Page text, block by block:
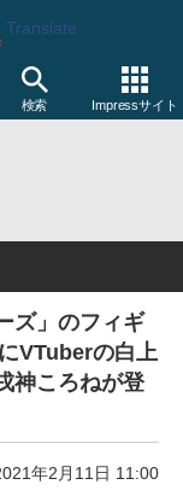
Translate
検索 Impressサイト
ズ」のフィギ
VTuberの白上
神ころねが登
年2月11日 11:00